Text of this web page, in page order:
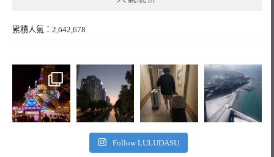
累積人氣：2,642,678
Follow LULUDASU